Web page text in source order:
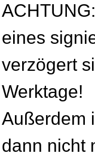
eines
verzögert
Werktage!
Außerdem
dann nicht